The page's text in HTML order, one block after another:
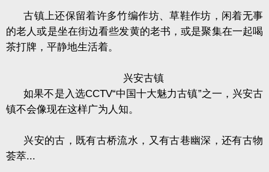
古镇上还保留着许多竹编作坊、草鞋作坊，闲着无事
的老人或是坐在街边看些发黄的老书，或是聚集在一起喝
茶打牌，平静地生活着。
兴安古镇
如果不是入选CCTV“中国十大魅力古镇”之一，兴安古
镇不会像现在这样广为人知。
兴安的古，既有古桥流水，又有古巷幽深，还有古物
荟萃...